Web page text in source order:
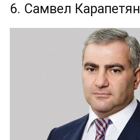
6. Самвел Карапетян